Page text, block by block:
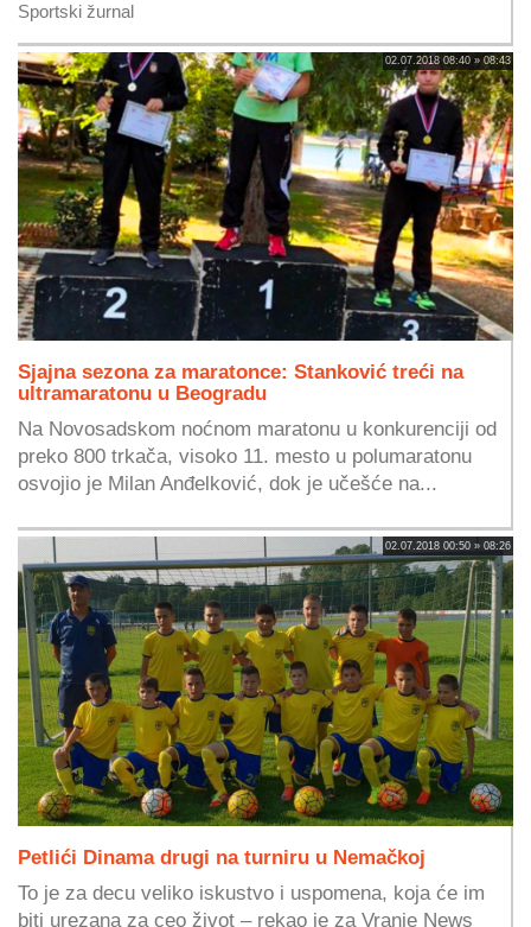
Sportski žurnal
02.07.2018 08:40 » 08:43
Sjajna sezona za maratonce: Stanković treći na
ultramaratonu u Beogradu
Na Novosadskom noćnom maratonu u konkurenciji od
preko 800 trkača, visoko 11. mesto u polumaratonu
osvojio je Milan Anđelković, dok je učešće na...
02.07.2018 00:50 » 08:26
Petlići Dinama drugi na turniru u Nemačkoj
To je za decu veliko iskustvo i uspomena, koja će im
biti urezana za ceo život – rekao je za Vranje News